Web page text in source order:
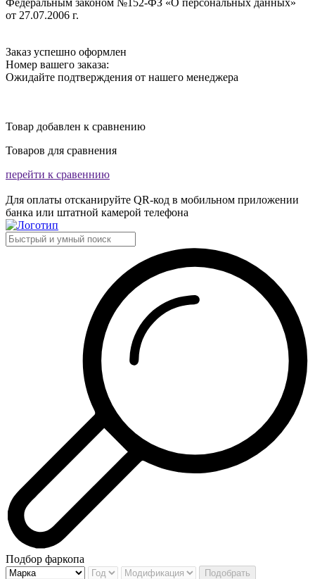
от 27.07.2006 г.
Заказ успешно оформлен
Номер вашего заказа:
Ожидайте подтверждения от нашего менеджера
Товар добавлен к сравнению
Товаров для сравнения
перейти к сравеннию
Для оплаты отсканируйте QR-код в мобильном приложении
банка или штатной камерой телефона
Подбор фаркопа
Подобрать